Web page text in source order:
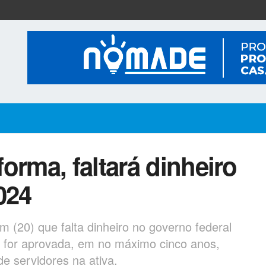
faltará dinheiro
(20) que falta dinheiro no governo federal
aprovada, em no máximo cinco anos,
servidores na ativa.